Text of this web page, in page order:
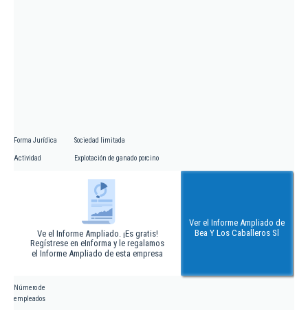
Forma Jurídica Sociedad limitada
Actividad Explotación de ganado porcino
Ve el Informe Ampliado. ¡Es gratis!
Regístrese en eInforma y le regalamos
el Informe Ampliado de esta empresa
Ver el Informe Ampliado de
Bea Y Los Caballeros Sl
Número de
empleados